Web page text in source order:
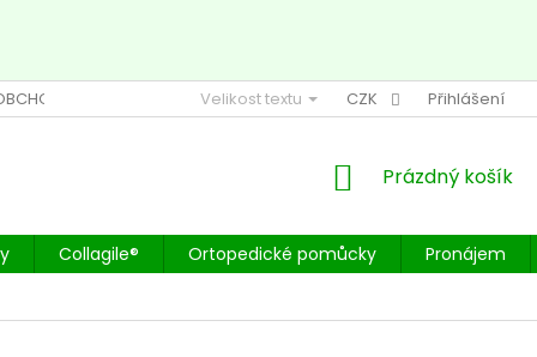
NA HEURECE HODNOCENÍ OBCHODU NA SEZNAMU
Velikost textu CZK Přihlášení
NÁKUPNÍ
Prázdný košík
Collagile® Ortopedické pomůcky Pronájem